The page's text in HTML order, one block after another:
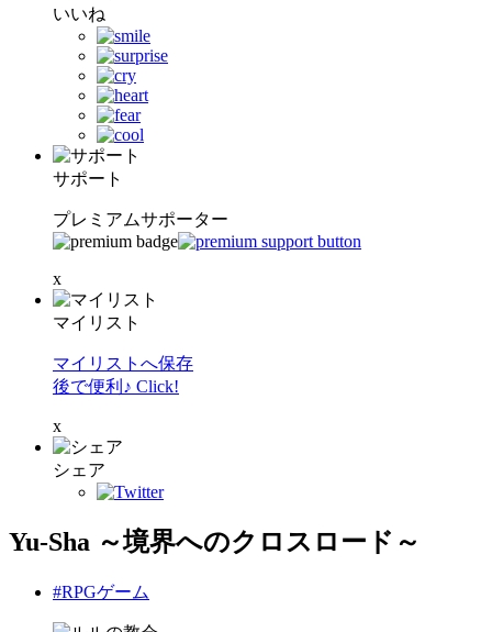
いいね
サポート
プレミアムサポーター
x
マイリスト
マイリストへ保存
後で便利♪ Click!
x
シェア
Yu-Sha ～境界へのクロスロード～
#RPGゲーム